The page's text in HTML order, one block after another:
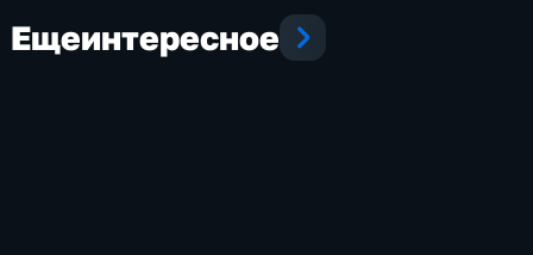
Ещеинтересное